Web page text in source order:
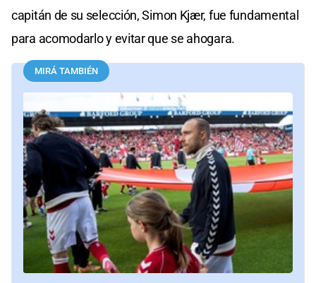
capitán de su selección, Simon Kjær, fue fundamental
para acomodarlo y evitar que se ahogara.
MIRÁ TAMBIÉN